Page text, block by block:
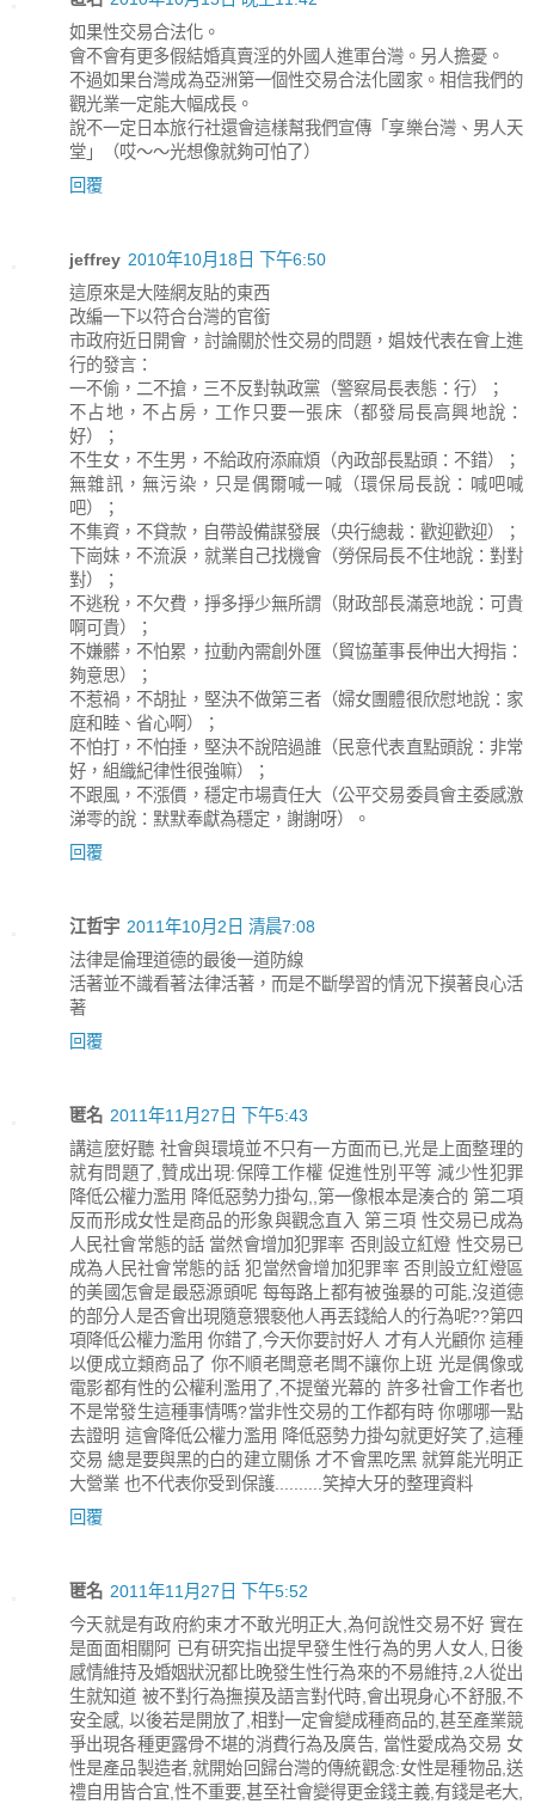
如果性交易合法化。
會不會有更多假結婚真賣淫的外國人進軍台灣。另人擔憂。
不過如果台灣成為亞洲第一個性交易合法化國家。相信我們的
觀光業一定能大幅成長。
說不一定日本旅行社還會這樣幫我們宣傳「享樂台灣、男人天
堂」（哎～～光想像就夠可怕了）
回覆
jeffrey 2010年10月18日 下午6:50
這原來是大陸網友貼的東西
改編一下以符合台灣的官銜
市政府近日開會，討論關於性交易的問題，娼妓代表在會上進
行的發言：
一不偷，二不搶，三不反對執政黨（警察局長表態：行）；
不占地，不占房，工作只要一張床（都發局長高興地說：
好）；
不生女，不生男，不給政府添麻煩（內政部長點頭：不錯）；
無雜訊，無污染，只是偶爾喊一喊（環保局長說：喊吧喊
吧）；
不集資，不貸款，自帶設備謀發展（央行總裁：歡迎歡迎）；
下崗妹，不流淚，就業自己找機會（勞保局長不住地說：對對
對）；
不逃稅，不欠費，掙多掙少無所謂（財政部長滿意地說：可貴
啊可貴）；
不嫌髒，不怕累，拉動內需創外匯（貿協董事長伸出大拇指：
夠意思）；
不惹禍，不胡扯，堅決不做第三者（婦女團體很欣慰地說：家
庭和睦、省心啊）；
不怕打，不怕捶，堅決不說陪過誰（民意代表直點頭說：非常
好，組織紀律性很強嘛）；
不跟風，不漲價，穩定市場責任大（公平交易委員會主委感激
涕零的說：默默奉獻為穩定，謝謝呀）。
回覆
江哲宇 2011年10月2日 清晨7:08
法律是倫理道德的最後一道防線
活著並不識看著法律活著，而是不斷學習的情況下摸著良心活
著
回覆
匿名 2011年11月27日 下午5:43
講這麼好聽 社會與環境並不只有一方面而已,光是上面整理的
就有問題了,贊成出現:保障工作權 促進性別平等 減少性犯罪
降低公權力濫用 降低惡勢力掛勾,,第一像根本是湊合的 第二項
反而形成女性是商品的形象與觀念直入 第三項 性交易已成為
人民社會常態的話 當然會增加犯罪率 否則設立紅燈 性交易已
成為人民社會常態的話 犯當然會增加犯罪率 否則設立紅燈區
的美國怎會是最惡源頭呢 每每路上都有被強暴的可能,沒道德
的部分人是否會出現隨意猥褻他人再丟錢給人的行為呢??第四
項降低公權力濫用 你錯了,今天你要討好人 才有人光顧你 這種
以便成立類商品了 你不順老闆意老闆不讓你上班 光是偶像或
電影都有性的公權利濫用了,不提螢光幕的 許多社會工作者也
不是常發生這種事情嗎?當非性交易的工作都有時 你哪哪一點
去證明 這會降低公權力濫用 降低惡勢力掛勾就更好笑了,這種
交易 總是要與黑的白的建立關係 才不會黑吃黑 就算能光明正
大營業 也不代表你受到保護..........笑掉大牙的整理資料
回覆
匿名 2011年11月27日 下午5:52
今天就是有政府約束才不敢光明正大,為何說性交易不好 實在
是面面相關阿 已有研究指出提早發生性行為的男人女人,日後
感情維持及婚姻狀況都比晚發生性行為來的不易維持,2人從出
生就知道 被不對行為撫摸及語言對代時,會出現身心不舒服,不
安全感, 以後若是開放了,相對一定會變成種商品的,甚至產業競
爭出現各種更露骨不堪的消費行為及廣告, 當性愛成為交易 女
性是產品製造者,就開始回歸台灣的傳統觀念:女性是種物品,送
禮自用皆合宜,性不重要,甚至社會變得更金錢主義,有錢是老大,